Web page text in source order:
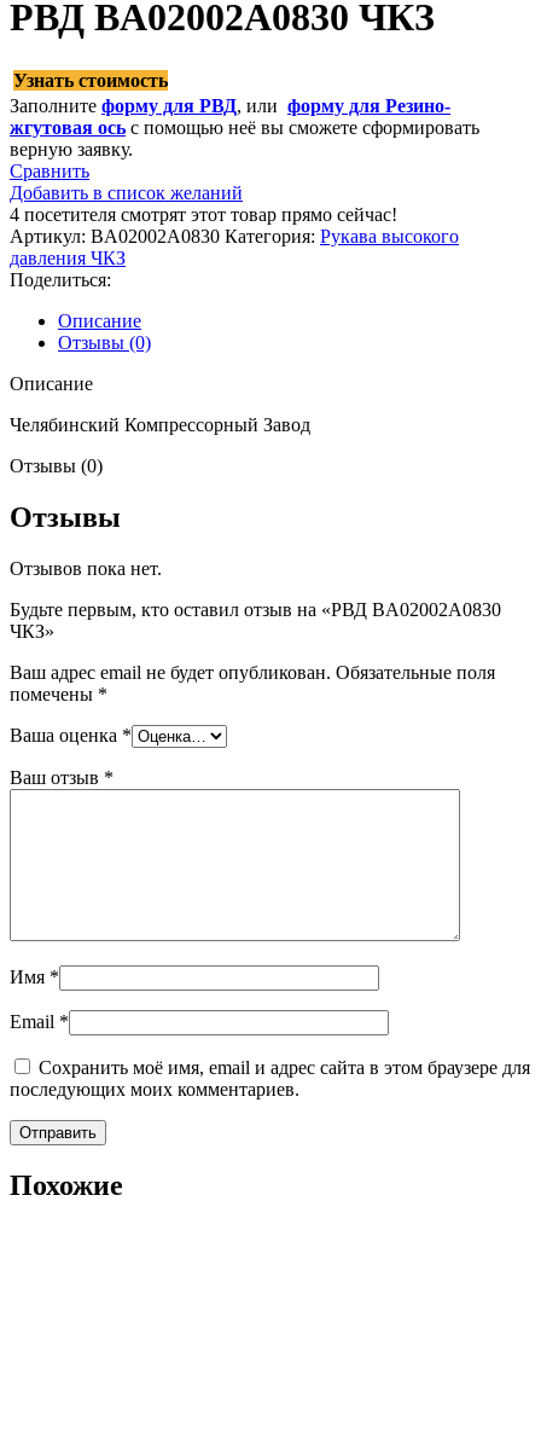
РВД BA02002A0830 ЧКЗ
Узнать стоимость
Заполните форму для РВД, или форму для Резино-
жгутовая ось с помощью неё вы сможете сформировать
верную заявку.
Сравнить
Добавить в список желаний
4 посетителя смотрят этот товар прямо сейчас!
Артикул: BA02002A0830 Категория: Рукава высокого
давления ЧКЗ
Поделиться:
Описание
Отзывы (0)
Описание
Челябинский Компрессорный Завод
Отзывы (0)
Отзывы
Отзывов пока нет.
Будьте первым, кто оставил отзыв на «РВД BA02002A0830
ЧКЗ»
Ваш адрес email не будет опубликован. Обязательные поля
помечены *
Ваша оценка *
Ваш отзыв *
Имя *
Email *
Сохранить моё имя, email и адрес сайта в этом браузере для
последующих моих комментариев.
Похожие